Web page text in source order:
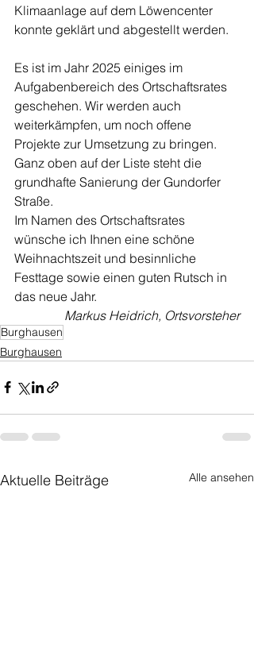
Klimaanlage auf dem Löwencenter
konnte geklärt und abgestellt werden.
Es ist im Jahr 2025 einiges im
Aufgabenbereich des Ortschaftsrates
geschehen. Wir werden auch
weiterkämpfen, um noch offene
Projekte zur Umsetzung zu bringen.
Ganz oben auf der Liste steht die
grundhafte Sanierung der Gundorfer
Straße.
Im Namen des Ortschaftsrates
wünsche ich Ihnen eine schöne
Weihnachtszeit und besinnliche
Festtage sowie einen guten Rutsch in
Markus Heidrich, Ortsvorsteher
Burghausen
Burghausen
Aktuelle Beiträge Alle ansehen